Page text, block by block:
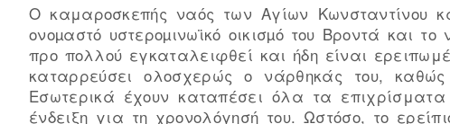
Ο καμαροσκεπής ναός των Αγίων Κωνσταντίνου
ονοµαστό υστεροµινωϊκό οικισµό του Βροντά και
προ πολλού εγκαταλειφθεί και ήδη είναι
καταρρεύσει ολοσχερώς ο νάρθηκάς του,
Εσωτερικά έχουν καταπέσει όλα τα
ένδειξη για τη χρονολόγησή του. Ωστόσο, το